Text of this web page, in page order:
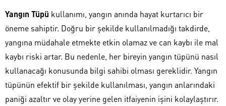
Yangın Tüpü kullanımı, yangın anında hayat kurtarıcı bir
öneme sahiptir. Doğru bir şekilde kullanılmadığı takdirde,
yangına müdahale etmekte etkin olamaz ve can kaybı ile mal
kaybı riski artar. Bu nedenle, her bireyin yangın tüpünü nasıl
kullanacağı konusunda bilgi sahibi olması gereklidir. Yangın
tüpünün efektif bir şekilde kullanılması, yangın anlarındaki
paniği azaltır ve olay yerine gelen itfaiyenin işini kolaylaştırır.